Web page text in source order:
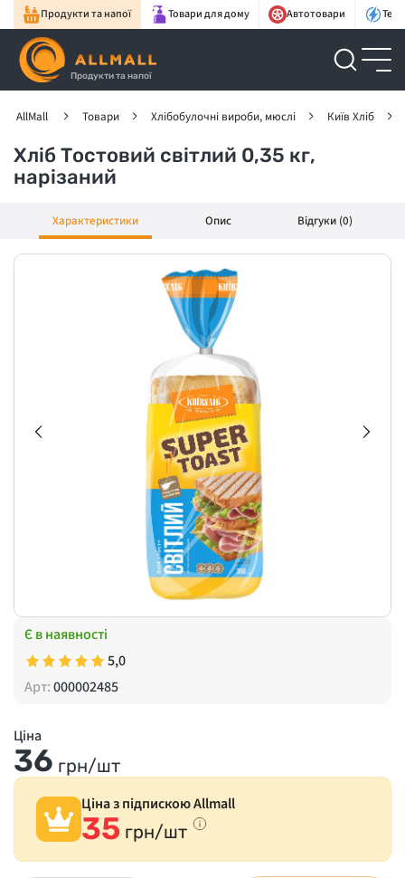
Продукти та напої Товари для дому Автотовари
Продукти та напої
AllMall Товари Хлібобулочні вироби, мюслі Київ Хліб
Хліб Тостовий світлий 0,35 кг,
нарізаний
Характеристики Опис Відгуки (0)
Є в наявності
5,0
Арт:000002485
Ціна
36 грн/шт
Ціна з підпискою Allmall
35 грн/шт